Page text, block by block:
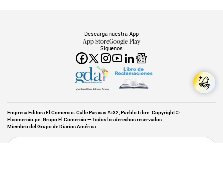
Síguenos
Descarga nuestra App
App StoreGoogle Play
Miembro del Grupo de Diarios América
Empresa Editora El Comercio. Calle Paracas #532, Pueblo Libre. Copyright ©
Elcomercio.pe. Grupo El Comercio — Todos los derechos reservados
Miembro del Grupo de Diarios América